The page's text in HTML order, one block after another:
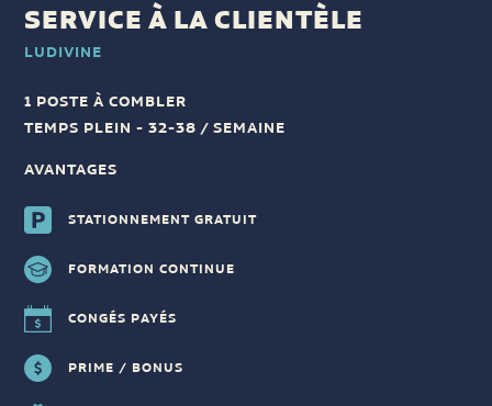
SERVICE À LA CLIENTÈLE
LUDIVINE
1 POSTE À COMBLER
TEMPS PLEIN - 32-38 / SEMAINE
AVANTAGES
STATIONNEMENT GRATUIT
FORMATION CONTINUE
CONGÉS PAYÉS
PRIME / BONUS